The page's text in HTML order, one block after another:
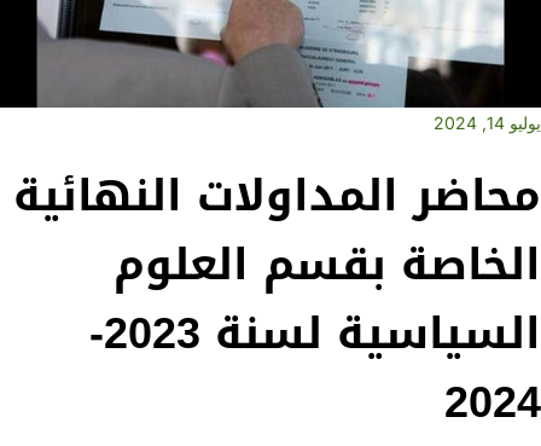
يوليو 14, 2024
محاضر المداولات النهائية
الخاصة بقسم العلوم
السياسية لسنة 2023-
2024